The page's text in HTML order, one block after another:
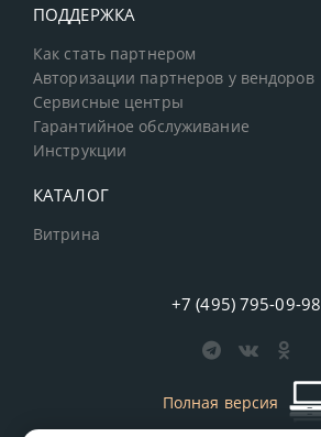
ПОДДЕРЖКА
Как стать партнером
Авторизации партнеров у вендоров
Сервисные центры
Гарантийное обслуживание
Инструкции
КАТАЛОГ
Витрина
+7 (495) 795-09-98
Полная версия